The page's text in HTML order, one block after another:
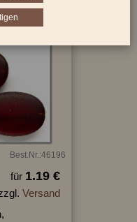
Best.Nr.:46196
für 1.19 €
Versand